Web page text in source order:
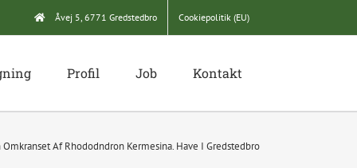
Åvej 5, 6771 Gredstedbro Cookiepolitik (EU)
Profil Job Kontakt
Af Rhododndron Kermesina. Have I Gredstedbro